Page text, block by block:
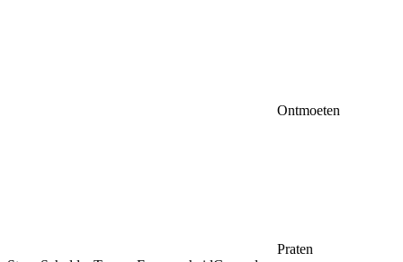
Ontmoeten
Praten